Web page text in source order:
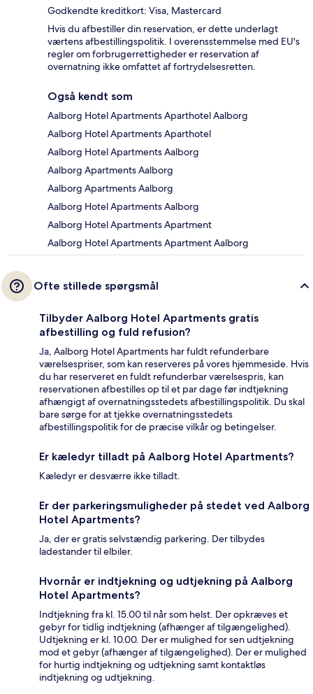
Godkendte kreditkort: Visa, Mastercard
Hvis du afbestiller din reservation, er dette underlagt
værtens afbestillingspolitik. I overensstemmelse med EU's
regler om forbrugerrettigheder er reservation af
overnatning ikke omfattet af fortrydelsesretten.
Også kendt som
Aalborg Hotel Apartments Aparthotel Aalborg
Aalborg Hotel Apartments Aparthotel
Aalborg Hotel Apartments Aalborg
Aalborg Apartments Aalborg
Aalborg Apartments Aalborg
Aalborg Hotel Apartments Aalborg
Aalborg Hotel Apartments Apartment
Aalborg Hotel Apartments Apartment Aalborg
Ofte stillede spørgsmål
Tilbyder Aalborg Hotel Apartments gratis
afbestilling og fuld refusion?
Ja, Aalborg Hotel Apartments har fuldt refunderbare
værelsespriser, som kan reserveres på vores hjemmeside. Hvis
du har reserveret en fuldt refunderbar værelsespris, kan
reservationen afbestilles op til et par dage før indtjekning
afhængigt af overnatningsstedets afbestillingspolitik. Du skal
bare sørge for at tjekke overnatningsstedets
afbestillingspolitik for de præcise vilkår og betingelser.
Er kæledyr tilladt på Aalborg Hotel Apartments?
Kæledyr er desværre ikke tilladt.
Er der parkeringsmuligheder på stedet ved Aalborg
Hotel Apartments?
Ja, der er gratis selvstændig parkering. Der tilbydes
ladestander til elbiler.
Hvornår er indtjekning og udtjekning på Aalborg
Hotel Apartments?
Indtjekning fra kl. 15.00 til når som helst. Der opkræves et
gebyr for tidlig indtjekning (afhænger af tilgængelighed).
Udtjekning er kl. 10.00. Der er mulighed for sen udtjekning
mod et gebyr (afhænger af tilgængelighed). Der er mulighed
for hurtig indtjekning og udtjekning samt kontaktløs
indtjekning og udtjekning.